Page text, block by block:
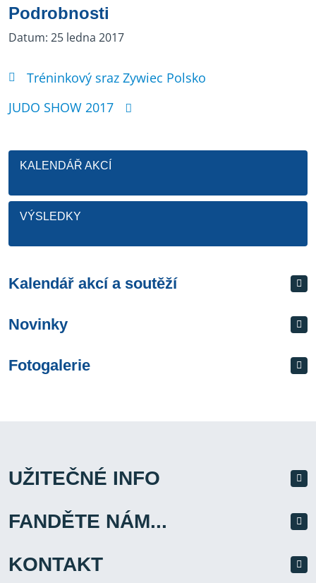
Podrobnosti
Datum: 25 ledna 2017
Tréninkový sraz Zywiec Polsko
JUDO SHOW 2017
KALENDÁŘ AKCÍ
VÝSLEDKY
Kalendář akcí a soutěží
Novinky
Fotogalerie
UŽITEČNÉ INFO
FANDĚTE NÁM...
KONTAKT